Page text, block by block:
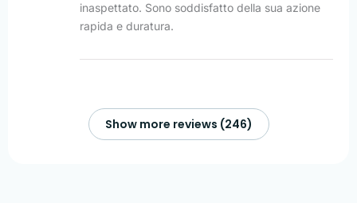
inaspettato. Sono soddisfatto della sua azione
rapida e duratura.
Show more reviews (246)